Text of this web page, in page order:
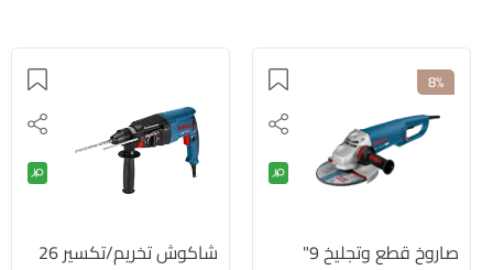
8%
صاروخ قطع وتجليخ 9"
شاكوش تخريم/تكسير 26